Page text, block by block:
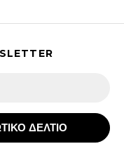
ΔΕΛΤΙΟ